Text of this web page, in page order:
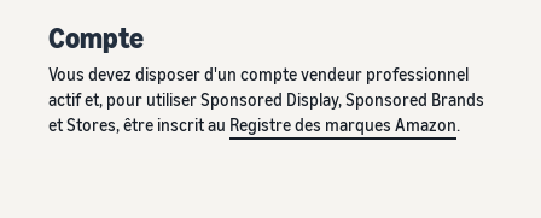
Compte
Vous devez disposer d'un compte vendeur professionnel
actif et, pour utiliser Sponsored Display, Sponsored Brands
et Stores, être inscrit au Registre des marques Amazon.